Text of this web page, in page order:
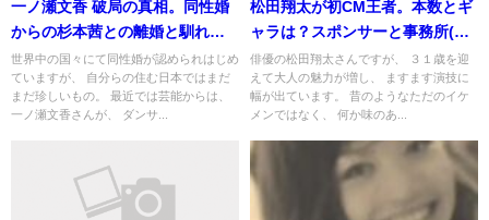
一ノ瀬文香 破局の真相。同性婚
からの杉本茜との離婚と馴れ初
め(画像・挙式)
世界中の国々にて同性婚が認められはじめ
ていますが、 自分らの住む日本ではまだ
まだ珍しいもの。 最近では芸能からは、
一ノ瀬文香さんが、 ダンサ...
松田翔太が初CM王者。本数とギ
ャラは？スポンサーと事務所(画
像・動画)
俳優の松田翔太さんですが、 ３１歳を迎
えて大人の魅力が増し、 ますます演技に
幅が出ています。 昔のようなただのイケ
メンではなく、 何か味のあ...